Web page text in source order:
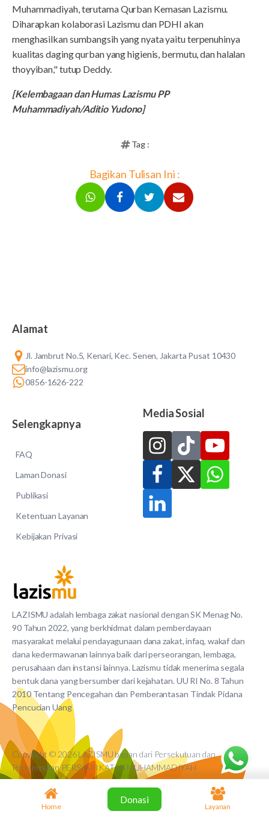
Muhammadiyah, terutama Qurban Kemasan Lazismu.
Diharapkan kolaborasi Lazismu dan PDHI akan
menghasilkan sumbangsih yang nyata yaitu terpenuhinya
kualitas daging qurban yang higienis, bermutu, dan halalan
thoyyiban," tutup Deddy.
[Kelembagaan dan Humas Lazismu PP
Muhammadiyah/Aditio Yudono]
Tag :
Bagikan Tulisan Ini :
LAZISMU adalah lembaga zakat nasional dengan SK Menag No.
90 Tahun 2022, yang berkhidmat dalam pemberdayaan
masyarakat melalui pendayagunaan dana zakat, infaq, wakaf dan
dana kedermawanan lainnya baik dari perseorangan, lembaga,
perusahaan dan instansi lainnya. Lazismu tidak menerima segala
bentuk dana yang bersumber dari kejahatan. UU RI No. 8 Tahun
2010 Tentang Pencegahan dan Pemberantasan Tindak Pidana
Pencucian Uang
Alamat
Jl. Jambrut No.5, Kenari, Kec. Senen, Jakarta Pusat 10430
info@lazismu.org
0856-1626-222
Selengkapnya
FAQ
Laman Donasi
Publikasi
Ketentuan Layanan
Kebijakan Privasi
Media Sosial
Copyright © 2026 LAZISMU bagian dari Persekutuan dan
Perkumpulan PERSYARIKATAN MUHAMMADIYAH
Home
Donasi
Layanan